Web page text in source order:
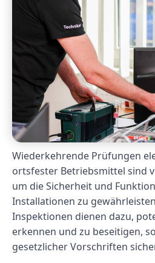
Wiederkehrende Prüfungen
ortsfester Betriebsmittel sind
um die Sicherheit und
Installationen zu
Inspektionen dienen dazu,
erkennen und zu beseitigen,
gesetzlicher Vorschriften